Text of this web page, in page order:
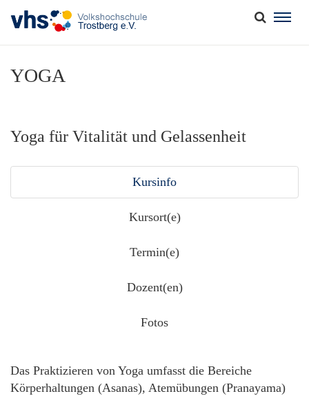
YOGA
Yoga für Vitalität und Gelassenheit
Kursinfo
Kursort(e)
Termin(e)
Dozent(en)
Fotos
Das Praktizieren von Yoga umfasst die Bereiche
Körperhaltungen (Asanas), Atemübungen (Pranayama)